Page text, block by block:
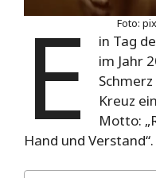
Foto:
E
in Tag
im Jahr
Kreuz
Motto:
Hand und Verstand“.